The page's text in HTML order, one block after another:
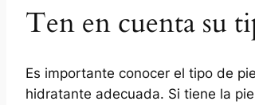
Ten en cuenta su
Es importante conocer el tipo de
hidratante adecuada. Si tiene la